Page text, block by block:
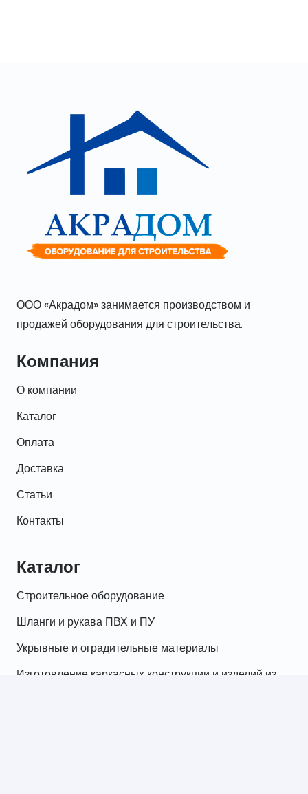
ООО «Акрадом» занимается производством и
продажей оборудования для строительства.
Компания
О компании
Каталог
Оплата
Доставка
Статьи
Контакты
Каталог
Строительное оборудование
Шланги и рукава ПВХ и ПУ
Укрывные и оградительные материалы
Изготовление каркасных конструкции и изделий из